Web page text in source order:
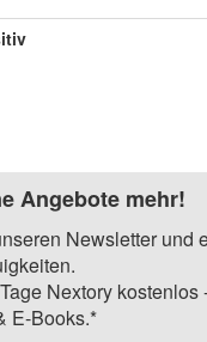
Angebote mehr!
Newsletter und
Nextory kostenlos
E-Books.*